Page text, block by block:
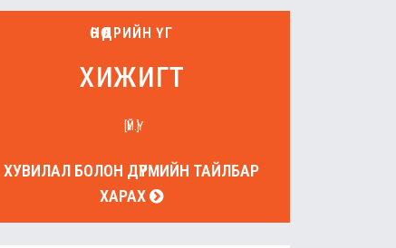
ӨНӨӨДРИЙН ҮГ
хижигт
[ҮЙ.Ү]
ХУВИЛАЛ БОЛОН ДҮРМИЙН ТАЙЛБАР
ХАРАХ